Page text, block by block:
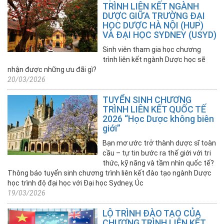
+ Chỉ
tiêu
và
Điểm
hàng
năm
+ Ngành
đào
tạo
đại
học
trình
liên
kết
Tuyển
TRÌNH LIÊN KẾT NGÀNH
DƯỢC GIỮA TRƯỜNG ĐẠI
HỌC DƯỢC HÀ NỘI (HUP)
VÀ ĐẠI HỌC SYDNEY (USYD)
Sinh viên tham gia học chương
trình liên kết ngành Dược học sẽ
nhận được những ưu đãi gì?
20/03/2026
TUYỂN SINH CHƯƠNG
TRÌNH LIÊN KẾT QUỐC TẾ
2026 “Học Dược không biên
giới”
Bạn mơ ước trở thành dược sĩ toàn
cầu – tự tin bước ra thế giới với tri
thức, kỹ năng và tầm nhìn quốc tế?
Thông báo tuyển sinh chương trình liên kết đào tạo ngành Dược
học trình độ đại học với Đại học Sydney, Úc
19/03/2026
LỘ TRÌNH ĐÀO TẠO CỦA